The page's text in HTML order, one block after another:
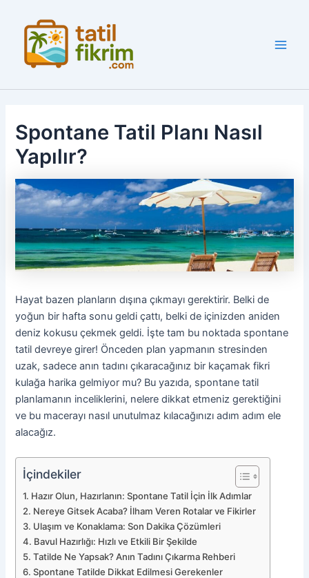
Spontane Tatil Planı Nasıl
Yapılır?
Hayat bazen planların dışına çıkmayı gerektirir. Belki de
yoğun bir hafta sonu geldi çattı, belki de içinizden aniden
deniz kokusu çekmek geldi. İşte tam bu noktada spontane
tatil devreye girer! Önceden plan yapmanın stresinden
uzak, sadece anın tadını çıkaracağınız bir kaçamak fikri
kulağa harika gelmiyor mu? Bu yazıda, spontane tatil
planlamanın inceliklerini, nelere dikkat etmeniz gerektiğini
ve bu macerayı nasıl unutulmaz kılacağınızı adım adım ele
alacağız.
İçindekiler
Hazır Olun, Hazırlanın: Spontane Tatil İçin İlk Adımlar
Nereye Gitsek Acaba? İlham Veren Rotalar ve Fikirler
Ulaşım ve Konaklama: Son Dakika Çözümleri
Bavul Hazırlığı: Hızlı ve Etkili Bir Şekilde
Tatilde Ne Yapsak? Anın Tadını Çıkarma Rehberi
Spontane Tatilde Dikkat Edilmesi Gerekenler